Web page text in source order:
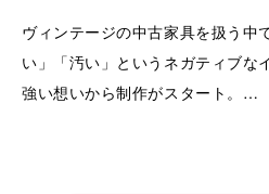
ヴィンテージの中古家具を扱う中
い」「汚い」というネガティブな
強い想いから制作がスタート。
徹底したメンテナンスによって